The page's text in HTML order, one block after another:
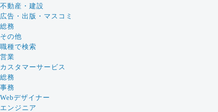
不動産・建設
広告・出版・マスコミ
総務
その他
職種で検索
営業
カスタマーサービス
総務
事務
Webデザイナー
エンジニア